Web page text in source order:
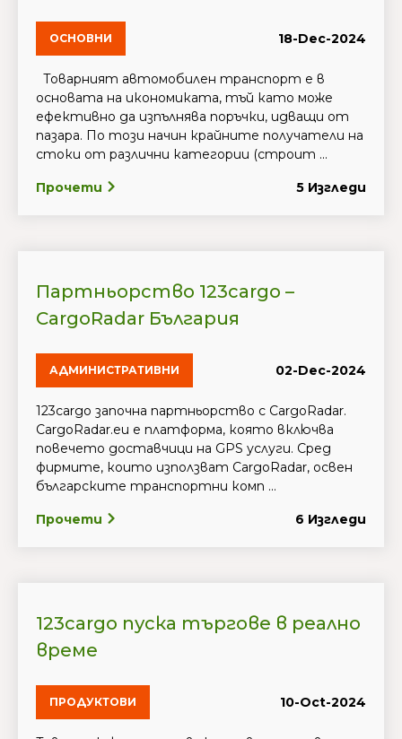
ОСНОВНИ 18-Dec-2024
Товарният автомобилен транспорт е в
основата на икономиката, тъй като може
ефективно да изпълнява поръчки, идващи от
пазара. По този начин крайните получатели на
стоки от различни категории (строит ...
Прочети 5 Изгледи
Партньорство 123cargo –
CargoRadar България
АДМИНИСТРАТИВНИ 02-Dec-2024
123cargo започна партньорство с CargoRadar.
CargoRadar.eu е платформа, която включва
повечето доставчици на GPS услуги. Сред
фирмите, които използват CargoRadar, освен
българските транспортни комп ...
Прочети 6 Изгледи
123cargo пуска търгове в реално
време
ПРОДУКТОВИ 10-Oct-2024